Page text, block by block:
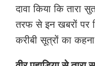
दावा किया कि
तरफ से इन खबरों पर
करीबी सूत्रों का